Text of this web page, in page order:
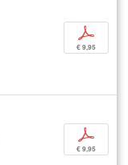
p
€ 9,95
p
€ 9,95